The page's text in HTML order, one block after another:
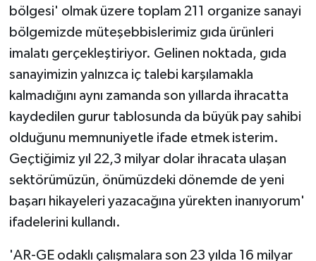
bölgesi' olmak üzere toplam 211 organize sanayi
bölgemizde müteşebbislerimiz gıda ürünleri
imalatı gerçekleştiriyor. Gelinen noktada, gıda
sanayimizin yalnızca iç talebi karşılamakla
kalmadığını aynı zamanda son yıllarda ihracatta
kaydedilen gurur tablosunda da büyük pay sahibi
olduğunu memnuniyetle ifade etmek isterim.
Geçtiğimiz yıl 22,3 milyar dolar ihracata ulaşan
sektörümüzün, önümüzdeki dönemde de yeni
başarı hikayeleri yazacağına yürekten inanıyorum'
ifadelerini kullandı.
'AR-GE odaklı çalışmalara son 23 yılda 16 milyar